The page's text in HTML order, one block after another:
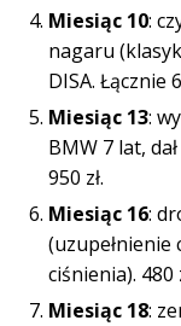
Miesiąc 10:
nagaru
DISA. Łącznie
Miesiąc 13:
BMW 7 lat,
950 zł.
Miesiąc 16:
(uzupełnienie
ciśnienia). 480
Miesiąc 18: